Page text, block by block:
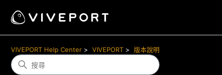
VIVEPORT Help Center VIVEPORT 版本說明